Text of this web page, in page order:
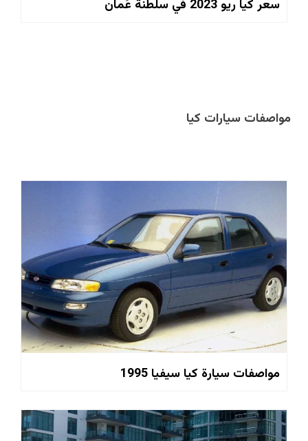
سعر كيا ريو 2023 في سلطنة عُمان
مواصفات سيارات كيا
مواصفات سيارة كيا سيفيا 1995